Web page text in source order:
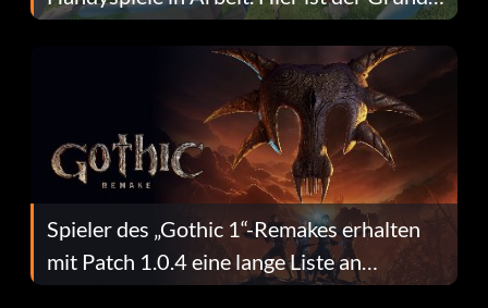
dafür.
Spieler des „Gothic 1“-Remakes erhalten
mit Patch 1.0.4 eine lange Liste an
Fehlerbehebungen